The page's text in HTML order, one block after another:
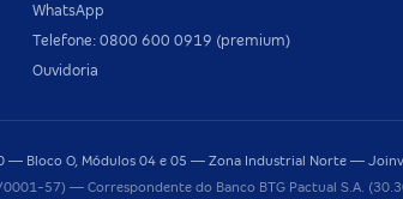
WhatsApp
Telefone: 0800 600 0919 (premium)
Ouvidoria
— Bloco O, Módulos 04 e 05 — Zona Industrial Norte —
57) — Correspondente do Banco BTG Pactual S.A.